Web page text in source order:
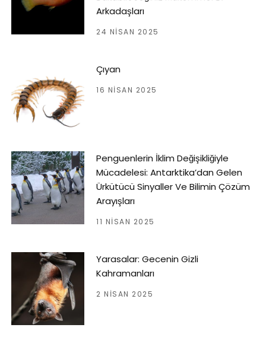
Arkadaşları
24 NISAN 2025
Çıyan
16 NISAN 2025
Penguenlerin İklim Değişikliğiyle
Mücadelesi: Antarktika’dan Gelen
Ürkütücü Sinyaller Ve Bilimin Çözüm
Arayışları
11 NISAN 2025
Yarasalar: Gecenin Gizli
Kahramanları
2 NISAN 2025